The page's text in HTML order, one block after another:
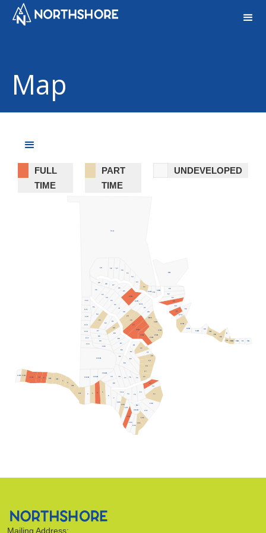
Map
FULL
TIME
PART
TIME
UNDEVELOPED
8R
51A
59
49
48
47
46
45
43R
42B
42A
41
40
R39
38R
37R
25R
24R
23R
26R
27
28
29
30
31
32
33
34
35
36
122
95
94
92
91
90
89
88
87
86
100
99
98
97
120
119
118
117
116
105R
102R 103R
104R
85
84
83
82
81
22
21
20
19
18
17
16
75
76
77
78
79
80
6
5
4
3
2
1R
3R
4
5
6R
8R
9
11R
13R
14R
7
189
51A
74
190
191
192
193
194
195
196
197
198
201R
R4
73
13
12
14
15
58 57
56
55
54
53
52
51R CA
50R
60
62
62
63
64
65
66
67A
67B
69R
9AB
9C
9D
9E
9F
9G
8
9IR 9J 9K
121
Mailing Address: